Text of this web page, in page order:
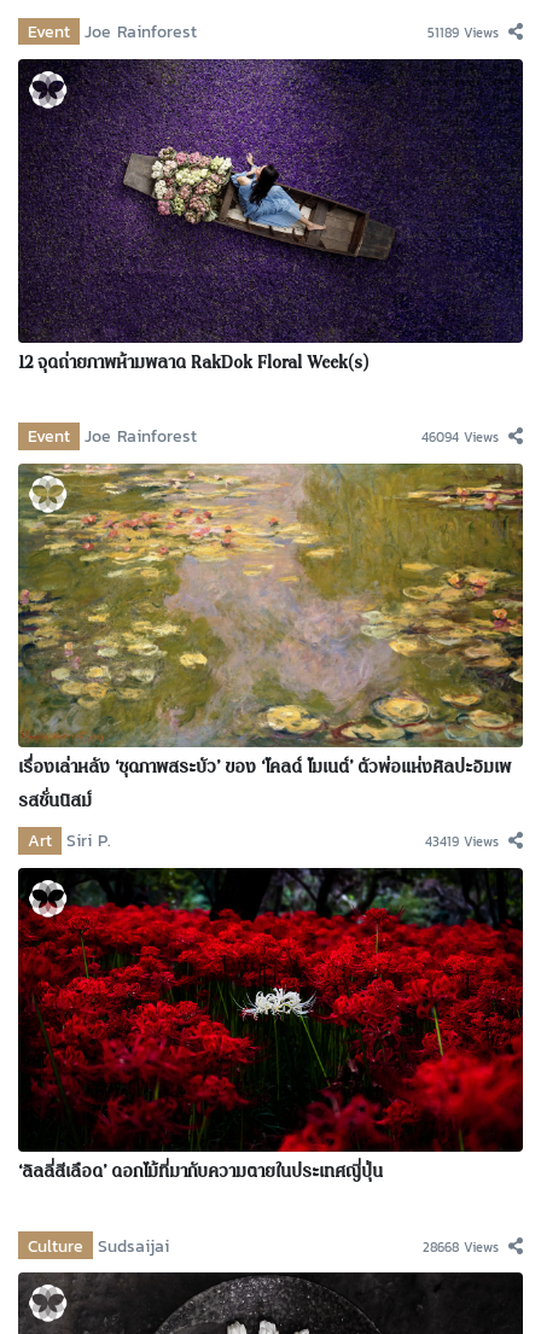
Event Joe Rainforest 51189 Views
12 จุดถ่ายภาพห้ามพลาด RakDok Floral Week(s)
Event Joe Rainforest 46094 Views
เรื่องเล่าหลัง ‘ชุดภาพสระบัว’ ของ ‘โคลด์ โมเนต์’ ตัวพ่อแห่งศิลปะอิมเพ
รสชั่นนิสม์
Art Siri P. 43419 Views
‘ลิลลี่สีเลือด’ ดอกไม้ที่มากับความตายในประเทศญี่ปุ่น
Culture Sudsaijai 28668 Views